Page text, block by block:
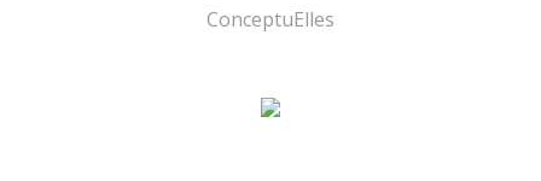
ConceptuElles